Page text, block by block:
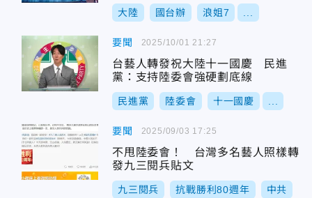
大陸 國台辦 浪姐7
要聞
台藝人轉發祝大陸十一國慶 民進
黨：支持陸委會強硬劃底線
民進黨 陸委會 十一國慶
2025/10/01 21:27
要聞
不甩陸委會！ 台灣多名藝人照樣轉
發九三閱兵貼文
九三閱兵 抗戰勝利80週年 中共
2025/09/03 17:25